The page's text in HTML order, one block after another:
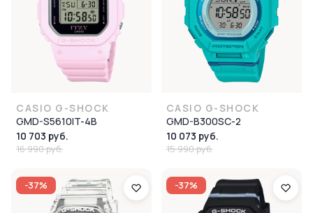
CASIO G-SHOCK
GMD-S5610IT-4B
10 703 руб.
16 990 руб.
CASIO G-SHOCK
GMD-B300SC-2
10 073 руб.
15 990 руб.
-37% -37%